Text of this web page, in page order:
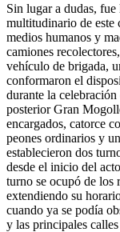
Sin lugar a dudas,
multitudinario de este
medios humanos y
camiones
vehículo de brigada,
conformaron el
durante la
posterior Gran
encargados, catorce
peones ordinarios y
establecieron dos
desde el inicio del
turno se ocupó de los
extendiendo su
cuando ya se podía
y las principales